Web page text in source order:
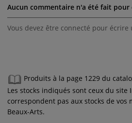
Aucun commentaire n'a été fait pour
Vous devez être connecté pour écrire
Produits à la page 1229 du
Les stocks indiqués sont ceux du site
correspondent pas aux stocks de vos
Beaux-Arts.